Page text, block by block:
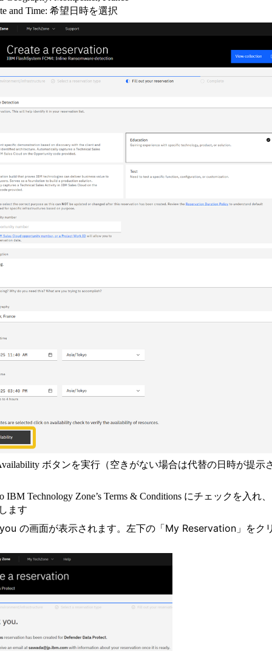
and Time: 希望日時を選択
ボタンを実行（空きがない場合は代替の日時が提示
IBM Technology Zone’s Terms & Conditions にチェックを入れ、
ます
の画面が表示されます。左下の「My Reservation」をク